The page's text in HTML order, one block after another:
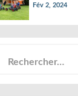
Fév 2, 2024